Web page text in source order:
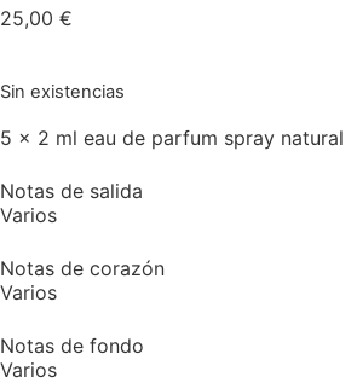
25,00 €
Sin existencias
5 x 2 ml eau de parfum spray natural
Notas de salida
Varios
Notas de corazón
Varios
Notas de fondo
Varios